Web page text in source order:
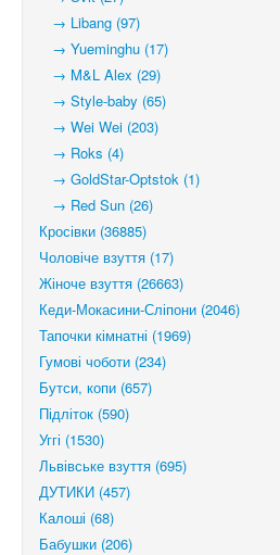
→ Libang (97)
→ Yueminghu (17)
→ M&L Alex (29)
→ Style-baby (65)
→ Wei Wei (203)
→ Roks (4)
→ GoldStar-Optstok (1)
→ Red Sun (26)
Кросівки (36885)
Чоловіче взуття (17)
Жіноче взуття (26663)
Кеди-Мокасини-Сліпони (2046)
Тапочки кімнатні (1969)
Гумові чоботи (234)
Бутси, копи (657)
Підліток (590)
Уггі (1530)
Львівське взуття (695)
ДУТИКИ (457)
Калоші (68)
Бабушки (206)